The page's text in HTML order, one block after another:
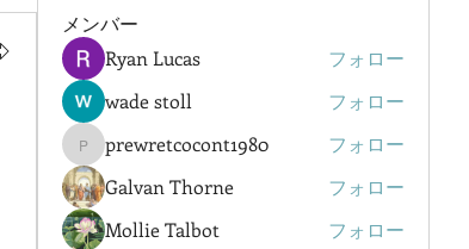
メンバー
Ryan Lucas
フォロー
wade stoll
フォロー
prewretcocont1980
prewretcocont1980
フォロー
Galvan Thorne
フォロー
Mollie Talbot
フォロー